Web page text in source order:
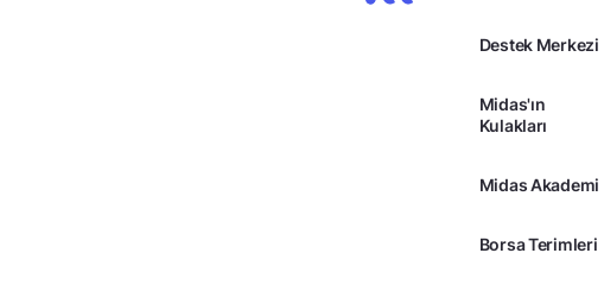
Destek Merkezi
Midas'ın
Kulakları
Midas Akademi
Borsa Terimleri